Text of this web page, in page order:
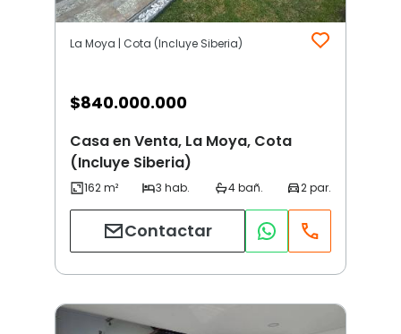
La Moya | Cota (Incluye Siberia)
$840.000.000
Casa en Venta, La Moya, Cota
(Incluye Siberia)
Contactar